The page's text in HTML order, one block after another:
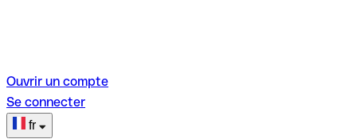
Ouvrir un compte
Se connecter
fr